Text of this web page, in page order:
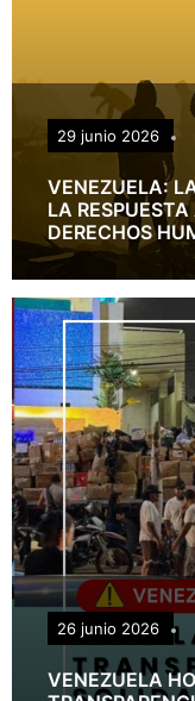
29 junio 2026
VENEZUELA:
LA
DERECHOS
26 junio 2026
VENEZUELA